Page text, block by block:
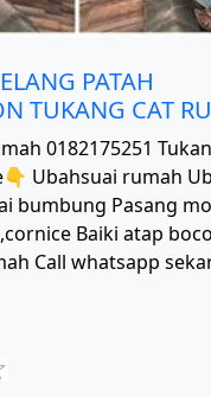
PATAH
TUKANG CAT
0182175251
Ubahsuai rumah
bumbung Pasang
Baiki atap
Call whatsapp